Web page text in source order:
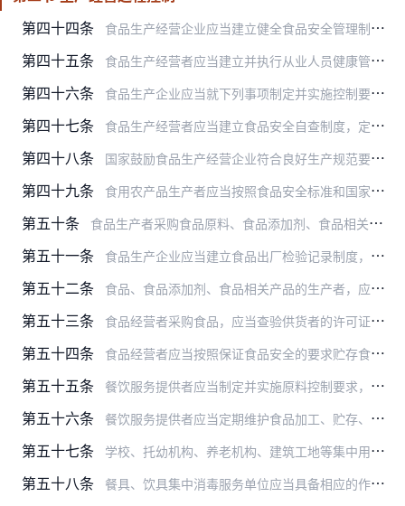
第四十四条
食品生产经营企业应当建立健全食品安全管理制度，对职工进行食品安全知识培训，加强食品检验工作，依法从事生产经营活动。
第四十五条 食品生产经营者应当建立并执行从业人员健康管理制度。患有国务院卫生行政部门规定的有碍食品安全疾病的人员，不得从事接触直接入口食品的工作。
第四十六条 食品生产企业应当就下列事项制定并实施控制要求，保证所生产的食品符合食品安全标准：
第四十七条 食品生产经营者应当建立食品安全自查制度，定期对食品安全状况进行检查评价。生产经营条件发生变化，不再符合食品安全要求的，食品生产经营者应当立即采取整改措施；有发生…
第四十八条 国家鼓励食品生产经营企业符合良好生产规范要求，实施危害分析与关键控制点体系，提高食品安全管理水平。
第四十九条 食用农产品生产者应当按照食品安全标准和国家有关规定使用农药、肥料、兽药、饲料和饲料添加剂等农业投入品，严格执行农业投入品使用安全间隔期或者休药期的规定，不得使用…
第五十条 食品生产者采购食品原料、食品添加剂、食品相关产品，应当查验供货者的许可证和产品合格证明；对无法提供合格证明的食品原料，应当按照食品安全标准进行检验；不得采购或者…
第五十一条 食品生产企业应当建立食品出厂检验记录制度，查验出厂食品的检验合格证和安全状况，如实记录食品的名称、规格、数量、生产日期或者生产批号、保质期、检验合格证号、销售日…
第五十二条 食品、食品添加剂、食品相关产品的生产者，应当按照食品安全标准对所生产的食品、食品添加剂、食品相关产品进行检验，检验合格后方可出厂或者销售。
第五十三条 食品经营者采购食品，应当查验供货者的许可证和食品出厂检验合格证或者其他合格证明（以下称合格证明文件）。
第五十四条 食品经营者应当按照保证食品安全的要求贮存食品，定期检查库存食品，及时清理变质或者超过保质期的食品。
第五十五条 餐饮服务提供者应当制定并实施原料控制要求，不得采购不符合食品安全标准的食品原料。倡导餐饮服务提供者公开加工过程，公示食品原料及其来源等信息。
第五十六条 餐饮服务提供者应当定期维护食品加工、贮存、陈列等设施、设备；定期清洗、校验保温设施及冷藏、冷冻设施。
第五十七条 学校、托幼机构、养老机构、建筑工地等集中用餐单位的食堂应当严格遵守法律、法规和食品安全标准；从供餐单位订餐的，应当从取得食品生产经营许可的企业订购，并按照要求对…
第五十八条 餐具、饮具集中消毒服务单位应当具备相应的作业场所、清洗消毒设备或者设施，用水和使用的洗涤剂、消毒剂应当符合相关食品安全国家标准和其他国家标准、卫生规范。